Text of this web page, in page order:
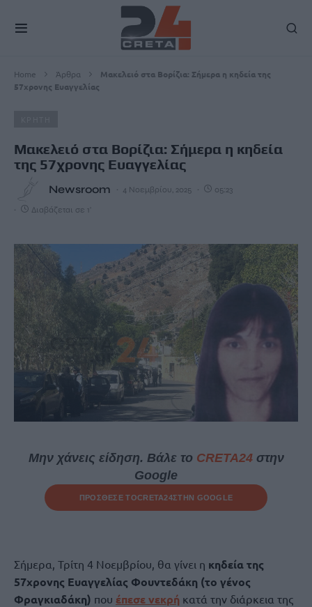
Home Άρθρα
Μακελειό στα Βορίζια: Σήμερα η κηδεία της
57χρονης Ευαγγελίας
Μακελειό στα Βορίζια: Σήμερα η κηδεία
της 57χρονης Ευαγγελίας
Newsroom 4 Νοεμβρίου, 2025 05:23
Διαβάζεται σε 1'
Μην χάνεις είδηση. Βάλε το CRETA24στην
Google
ΠΡΟΣΘΕΣΕ ΤΟCRETA24ΣΤΗΝ GOOGLE
Σήμερα, Τρίτη 4 Νοεμβρίου, θα γίνει η κηδεία της
57χρονης Ευαγγελίας Φουντεδάκη (το γένος
Φραγκιαδάκη) που έπεσε νεκρή κατά την διάρκεια της